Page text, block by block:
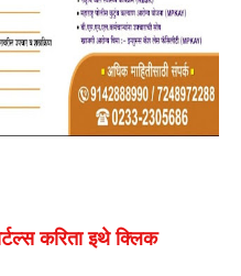
करिता इथे क्लिक